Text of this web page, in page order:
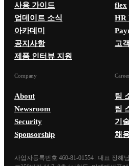
사용 가이드
업데이트 소식
아카데미
공지사항
제품 인터뷰 지원
flex
HR
고
Company
About
Newsroom
Security
Sponsorship
팀
팀
기
채
사업자등록번호 460-81-01554 대표 장해